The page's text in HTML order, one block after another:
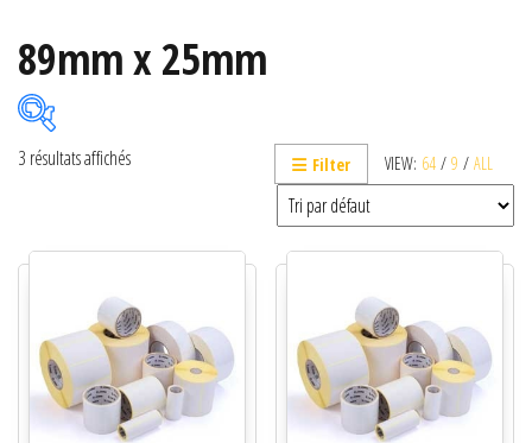
89mm x 25mm
Imprimantes
Lecteurs
Lecteurs code-barres de présentation
VIEW: 64 / 9 / ALL
Filter
3 résultats affichés